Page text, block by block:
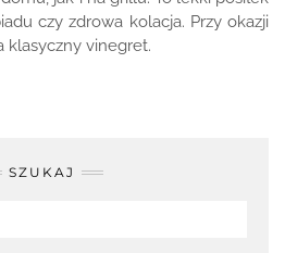
czy zdrowa kolacja. Przy okazji
klasyczny vinegret.
SZUKAJ